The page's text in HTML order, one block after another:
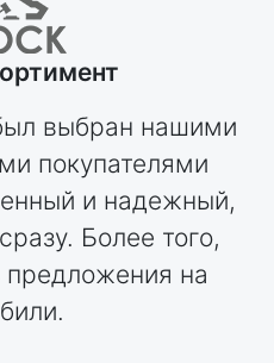
выбран нашими
покупателями
и надежный,
Более того,
на